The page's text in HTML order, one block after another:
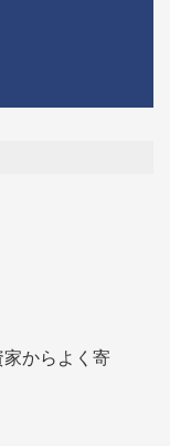
ます。外資系
らの継続的な
申し上げま